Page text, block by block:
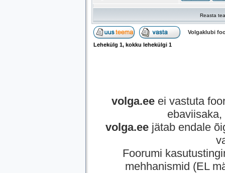
Reasta
Volgaklubi
Lehekülg 1, kokku lehekülgi 1
volga.eeei vastuta
volga.ee jätab endale
Foorumi
mehhanismid (EL